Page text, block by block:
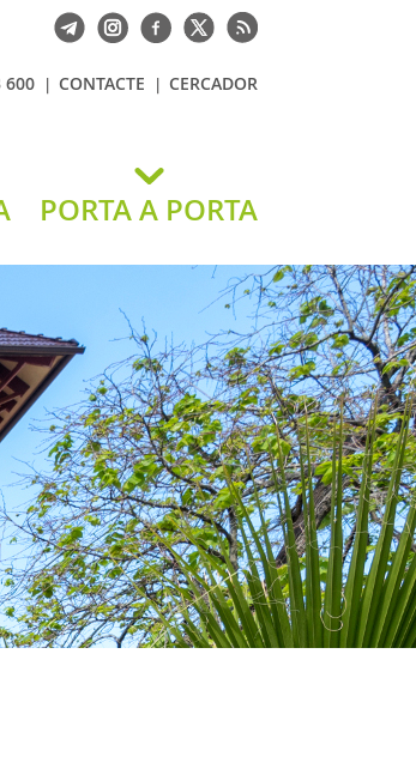
600 CONTACTE CERCADOR
PORTA A PORTA